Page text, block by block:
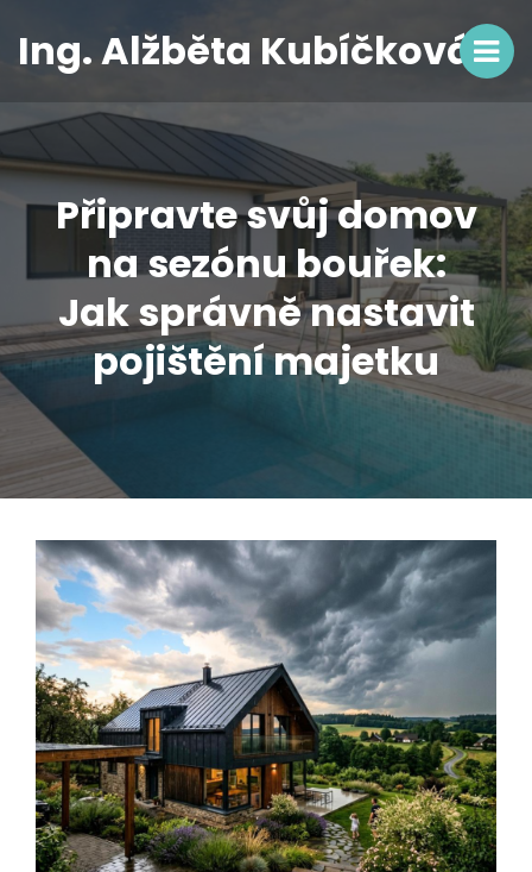
Ing. Alžběta Kubíčková
Připravte svůj domov
na sezónu bouřek:
Jak správně nastavit
pojištění majetku